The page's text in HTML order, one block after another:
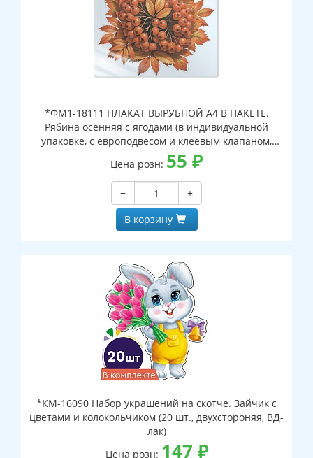
*ФМ1-18111 ПЛАКАТ ВЫРУБНОЙ А4 В ПАКЕТЕ.
Рябина осенняя с ягодами (в индивидуальной
упаковке, с европодвесом и клеевым клапаном,
двухсторонний, ВД-лак)
Цена розн: 55 ₽
−
+
В корзину
*КМ-16090 Набор украшений на скотче. Зайчик с
цветами и колокольчиком (20 шт., двухстороняя, ВД-
лак)
Цена розн: 147 ₽